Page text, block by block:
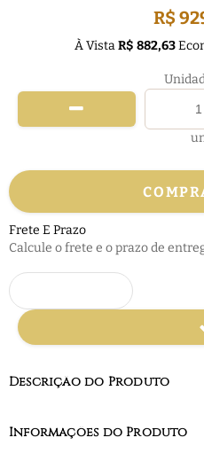
R$
À VistaR$ 882,63
Frete E Prazo
Calcule o frete e o prazo de
Descrição do Produto
Informações do Produto